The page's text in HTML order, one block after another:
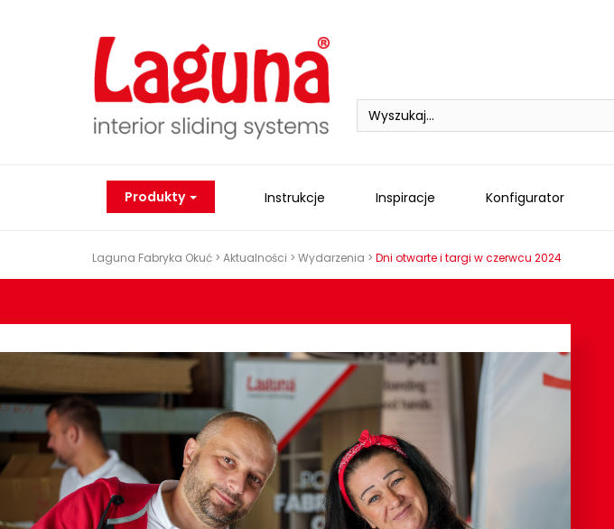
Search
for:
Produkty Instrukcje Inspiracje Konfigurator
Laguna Fabryka Okuć > Aktualności > Wydarzenia > Dni otwarte i targi w czerwcu 2024